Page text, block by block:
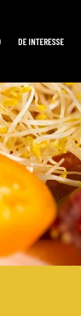
DE INTERESSE